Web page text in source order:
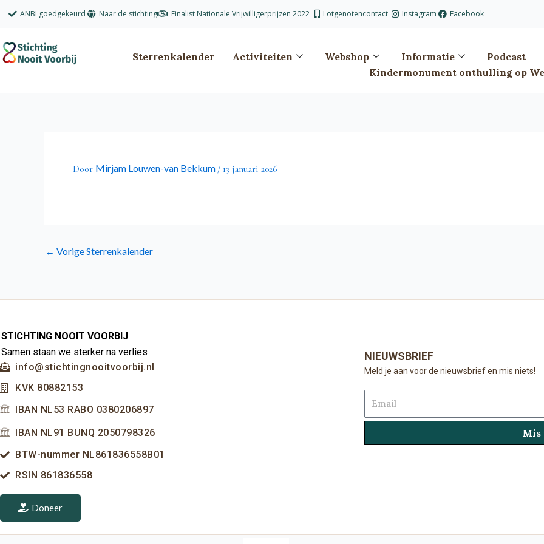
inhoud
ANBI goedgekeurd Naar de stichting Finalist Nationale Vrijwilligerprijzen 2022 Lotgenotencontact Instagram Facebook
Sterrenkalender Activiteiten Webshop Informatie Podcast
Kindermonument onthulling op
Door Mirjam Louwen-van Bekkum / 13 januari 2026
← Vorige Sterrenkalender
STICHTING NOOIT VOORBIJ
Samen staan we sterker na verlies
info@stichtingnooitvoorbij.nl
KVK 80882153
IBAN NL53 RABO 0380206897
IBAN NL91 BUNQ 2050798326
BTW-nummer NL861836558B01
RSIN 861836558
Doneer
NIEUWSBRIEF
Meld je aan voor de nieuwsbrief en mis niets!
Email
Mis